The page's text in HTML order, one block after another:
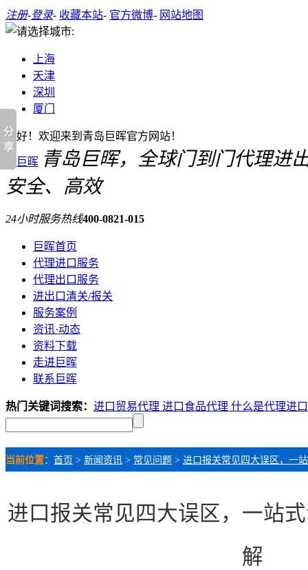
注册-登录- 收藏本站- 官方微博- 网站地图
上海
天津
深圳
厦门
您好！欢迎来到青岛巨晖官方网站！
青岛巨晖，全球门到门代理进
安全、高效
24小时服务热线400-0821-015
巨晖首页
代理进口服务
代理出口服务
进出口清关/报关
服务案例
资讯·动态
资料下载
走进巨晖
联系巨晖
热门关键词搜索： 进口贸易代理 进口食品代理 什么是代理进
当前位置： 首页 > 新闻资讯 > 常见问题 > 进口报关常见四大误区，一
进口报关常见四大误区，一站
解